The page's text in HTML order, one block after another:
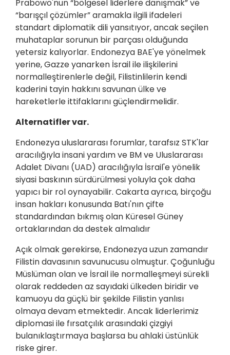
Prabowo'nun “bölgesel liderlere danışmak” ve
“barışçıl çözümler” aramakla ilgili ifadeleri
standart diplomatik dili yansıtıyor, ancak seçilen
muhataplar sorunun bir parçası olduğunda
yetersiz kalıyorlar. Endonezya BAE'ye yönelmek
yerine, Gazze yanarken İsrail ile ilişkilerini
normalleştirenlerle değil, Filistinlilerin kendi
kaderini tayin hakkını savunan ülke ve
hareketlerle ittifaklarını güçlendirmelidir.
Alternatifler var.
Endonezya uluslararası forumlar, tarafsız STK'lar
aracılığıyla insani yardım ve BM ve Uluslararası
Adalet Divanı (UAD) aracılığıyla İsrail'e yönelik
siyasi baskının sürdürülmesi yoluyla çok daha
yapıcı bir rol oynayabilir. Cakarta ayrıca, birçoğu
insan hakları konusunda Batı'nın çifte
standardından bıkmış olan Küresel Güney
ortaklarından da destek almalıdır
Açık olmak gerekirse, Endonezya uzun zamandır
Filistin davasının savunucusu olmuştur. Çoğunluğu
Müslüman olan ve İsrail ile normalleşmeyi sürekli
olarak reddeden az sayıdaki ülkeden biridir ve
kamuoyu da güçlü bir şekilde Filistin yanlısı
olmaya devam etmektedir. Ancak liderlerimiz
diplomasi ile fırsatçılık arasındaki çizgiyi
bulanıklaştırmaya başlarsa bu ahlaki üstünlük
riske girer.